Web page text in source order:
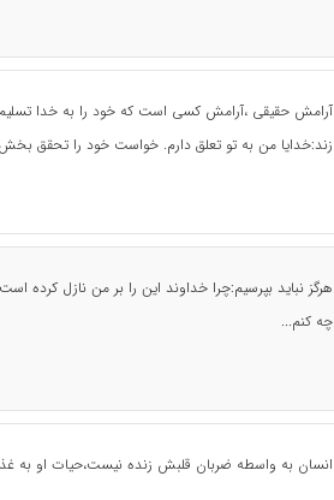
آرامش حقیقی ،آرامش کسی است که خود را به خدا
زند:خدایا من به تو تعلق دارم. خواست خود را تحقق
هرگز نباید بپرسیم:چرا خداوند این را بر من نازل کرده
چه کنم...
انسان به واسطه ضربان قلبش زنده نیست،حیات او به